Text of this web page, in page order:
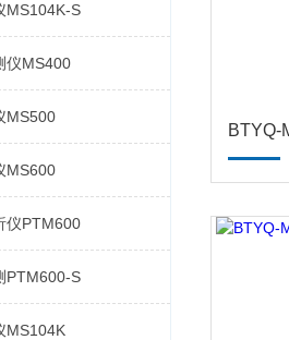
MS104K-S
仪MS400
MS500
MS600
仪PTM600
PTM600-S
MS104K